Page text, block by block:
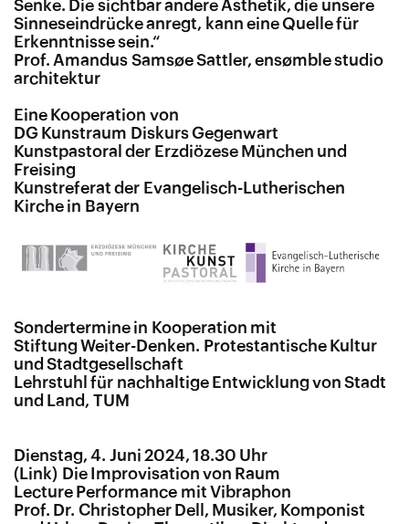
Senke. Die sichtbar andere Ästhetik, die unsere
Sinneseindrücke anregt, kann eine Quelle für
Erkenntnisse sein.“
Prof. Amandus Samsøe Sattler, ensømble studio
architektur
Eine Kooperation von
DG Kunstraum Diskurs Gegenwart
Kunstpastoral der Erzdiözese München und
Freising
Kunstreferat der Evangelisch-Lutherischen
Kirche in Bayern
Sondertermine in Kooperation mit
Stiftung Weiter-Denken. Protestantische Kultur
und Stadtgesellschaft
Lehrstuhl für nachhaltige Entwicklung von Stadt
und Land, TUM
Dienstag, 4. Juni 2024, 18.30 Uhr
Die Improvisation von Raum
Lecture Performance mit Vibraphon
Prof. Dr. Christopher Dell, Musiker, Komponist